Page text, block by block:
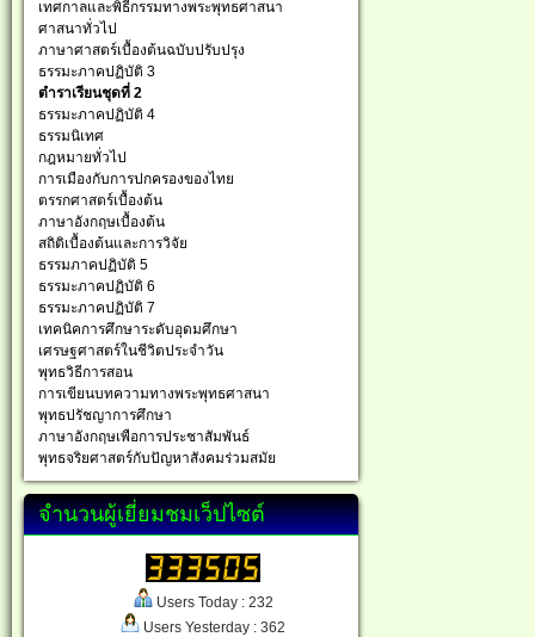
เทศกาลและพิธีกรรมทางพระพุทธศาสนา
ศาสนาทั่วไป
ภาษาศาสตร์เบื้องต้นฉบับปรับปรุง
ธรรมะภาคปฏิบัติ 3
ตำราเรียนชุดที่ 2
ธรรมะภาคปฏิบัติ 4
ธรรมนิเทศ
กฎหมายทั่วไป
การเมืองกับการปกครองของไทย
ตรรกศาสตร์เบื้องต้น
ภาษาอังกฤษเบื้องต้น
สถิติเบื้องต้นและการวิจัย
ธรรมภาคปฏิบัติ 5
ธรรมะภาคปฏิบัติ 6
ธรรมะภาคปฏิบัติ 7
เทคนิคการศึกษาระดับอุดมศึกษา
เศรษฐศาสตร์ในชีวิตประจำวัน
พุทธวิธีการสอน
การเขียนบทความทางพระพุทธศาสนา
พุทธปรัชญาการศึกษา
ภาษาอังกฤษเพือการประชาสัมพันธ์
พุทธจริยศาสตร์กับปัญหาสังคมร่วมสมัย
จำนวนผู้เยี่ยมชมเว็ปไซต์
Users Today : 232
Users Yesterday : 362